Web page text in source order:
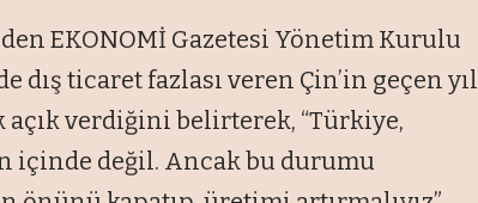
EKONOMİ Gazetesi Yönetim Kurulu
dış ticaret fazlası veren Çin’in geçen yıl
açık verdiğini belirterek, “Türkiye,
içinde değil. Ancak bu durumu